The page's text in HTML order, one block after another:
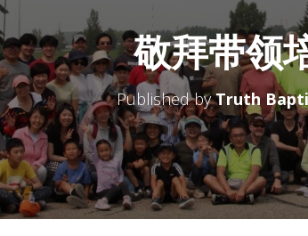
敬拜带领
Published byTruth